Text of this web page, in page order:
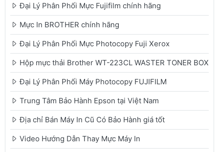
Đại Lý Phân Phối Mực Fujifilm chính hãng
Mực In BROTHER chính hãng
Đại Lý Phân Phối Mực Photocopy Fuji Xerox
Hộp mực thải Brother WT-223CL WASTER TONER BOX
Đại Lý Phân Phối Máy Photocopy FUJIFILM
Trung Tâm Bảo Hành Epson tại Việt Nam
Địa chỉ Bán Máy In Cũ Có Bảo Hành giá tốt
Video Hướng Dẫn Thay Mực Máy In